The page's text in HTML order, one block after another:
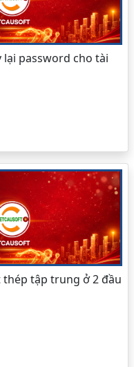
password cho tài
thép tập trung ở 2 đầu